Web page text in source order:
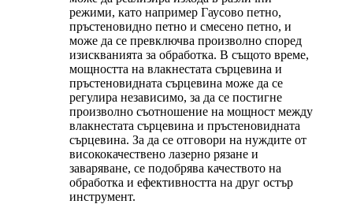
режими, като например Гаусово петно,
пръстеновидно петно ​​и смесено петно, и
може да се превключва произволно според
изискванията за обработка. В същото време,
мощността на влакнестата сърцевина и
пръстеновидната сърцевина може да се
регулира независимо, за да се постигне
произволно съотношение на мощност между
влакнестата сърцевина и пръстеновидната
сърцевина. За да се отговори на нуждите от
висококачествено лазерно рязане и
заваряване, се подобрява качеството на
обработка и ефективността на друг остър
инструмент.